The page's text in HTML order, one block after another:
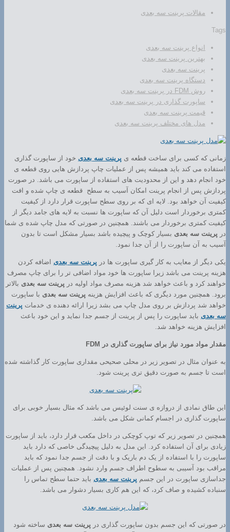
مقالات پرینت سه بعدی
Tags
انواع پرینت سه بعدی
بهترین پرینت سه بعدی
پرینت سه بعدی
دستگاه پرینت سه بعدی
روش FDM در پرینت سه بعدی
ساپورت گذاری در پرینت سه بعدی
قیمت پرینت سه بعدی
مدل های مختلف پرینت سه بعدی
زمانی که کسی برای ساخت قطعه ی پرینت سه بعدی خود از ساپورت گذاری
استفاده می کند باید همیشه پس از عملیات چاپ پردازش هایی روی قطعه ی
خود انجام دهد و این از محدودیت های استفاده از ساپورت می باشد. در صورت
پردازش پس از انجام پرینت امکان آسیب به سطح قطعه ی چاپ شده و افت
کیفیت آن خواهد بود. لایه ای که بر روی سطح ساپورت قرار دارد از کیفیت
کمتری برخوردار است دلیل آن که ساپورت ها نسبت به لایه های جامد دیگر از
کیفیت کمتری برخوردار می باشند. همچنین در صورتی که مدل چاپ شده ی شما
در پرینت سه بعدی بسیار کوچک و پیچیده باشد بسیار مشکل است تا بدون
آسیب به آن ساپورت را از آن جدا نمود.
یکی دیگر از معایب به کار گیری ساپورت ها در پرینت سه بعدی اضافه کردن
هزینه پرینت می باشد زیرا ساپورت ها خود مواد اضافی تر را برای چاپ مصرف
خواهند کرد و باعث خواهد شد هزینه مصرف مواد اولیه در پرینت سه بعدی بالاتر
برود. همچنین مورد دیگری که باعث افزایش هزینه پرینت سه بعدی با ساپورت
خواهد شد پردازش بر روی مدل چاپ می بشد زیرا ارائه دهنده ی خدمات پرینت
سه بعدی باید ساپورت را پس از پرینت از جسم جدا نماید و این خود باعث
افزایش هزینه خواهد شد.
مقدار مواد مورد نیاز برای ساپورت گذاری در FDM
به عنوان مثال در تصویر زیر در محلی صحیحی مقداری ساپورت کار گذاشته شده
است تا جسم به صورت دقیق تری پرینت شود.
این طاق نمادی از دروازه ی سنت لوئیس می باشد که مثال بسیار خوبی برای
ساپورت گذاری در اجسام کمانی شکل می باشد.
همچنین در تصویر زیر که توپ کوچکی در داخل مکعب قرار دارد، باید از ساپورت
زیادی برای آن استفاده کرد. این مدل به دلیل پیچیدگی خاصی که دارد باید
ساپورت را با استفاده از یک دم باریک و با دقت از جسم جدا نمود که باید
مراقب بود آسیبی به سطوح اطراف جسم وارد نشود. همچنین پس از عملیات
جداسازی ساپورت در این جسم پرینت سه بعدی باید حتما سطح تماس را
سنباده کشیده و صاف کرد، که این هم کاری بسیار دشوار می باشد.
در صورتی که این جسم بدون ساپورت گذاری در پرینت سه بعدی ساخته شود